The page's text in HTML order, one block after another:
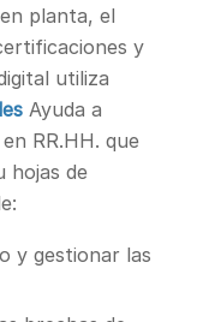
planta, el
y
utiliza
Ayuda a
RR.HH. que
hojas de
y gestionar las